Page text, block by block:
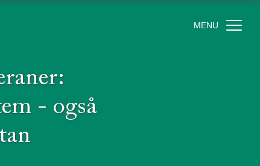
MENU
- også